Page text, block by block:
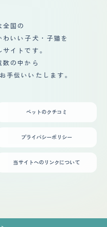
全国の
いい子犬・子猫を
イトです。
数の中から
手伝いいたします。
ペットのクチコミ
プライバシーポリシー
当サイトへのリンクについて